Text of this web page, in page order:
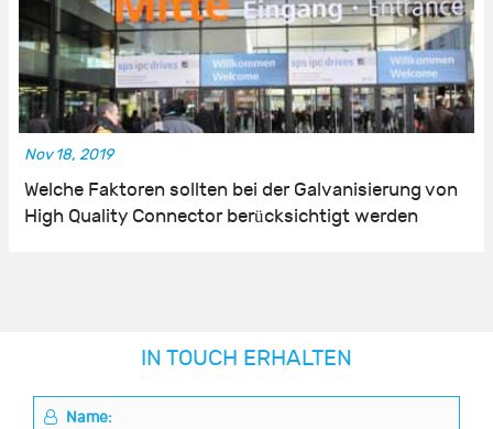
Nov 18, 2019
Welche Faktoren sollten bei der Galvanisierung von
High Quality Connector berücksichtigt werden
IN TOUCH ERHALTEN
Name: